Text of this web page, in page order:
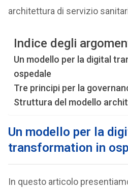
architettura di servizio
Indice degli
Un modello per la digital
ospedale
Tre principi per la
Struttura del modello
Un modello per la
transformation in
In questo articolo